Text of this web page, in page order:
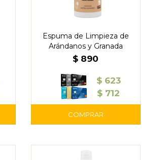
Espuma de Limpieza de
Arándanos y Granada
$ 890
$ 623
$ 712